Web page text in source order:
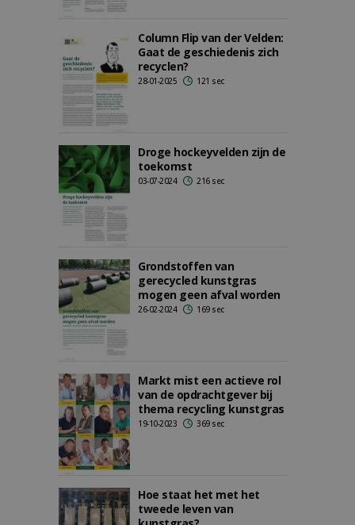
Column Flip van der Velden:
Gaat de geschiedenis zich
recyclen?
28-01-2025 121 sec
Droge hockeyvelden zijn de
toekomst
03-07-2024 216 sec
Grondstoffen van
gerecycled kunstgras
mogen geen afval worden
26-02-2024 169 sec
Markt mist een actieve rol
van de opdrachtgever bij
thema recycling kunstgras
19-10-2023 369 sec
Hoe staat het met het
tweede leven van